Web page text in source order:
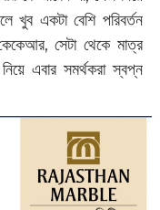
একটা বেশি পরিবর্তন
সেটা থেকে মাত্র
এবার সমর্থকরা স্বপ্ন